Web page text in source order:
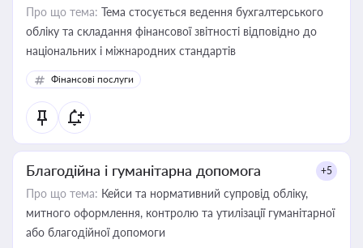
Про що тема: Тема стосується ведення бухгалтерського
обліку та складання фінансової звітності відповідно до
національних і міжнародних стандартів
Фінансові послуги
Благодійна і гуманітарна допомога +5
Про що тема: Кейси та нормативний супровід обліку,
митного оформлення, контролю та утилізації гуманітарної
або благодійної допомоги